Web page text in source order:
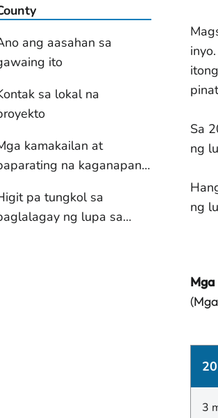
ang aasahan sa
ito
sa lokal na
kamakailan at
na kaganapan
pa tungkol sa
ng lupa sa
Sa
ng
ng
3